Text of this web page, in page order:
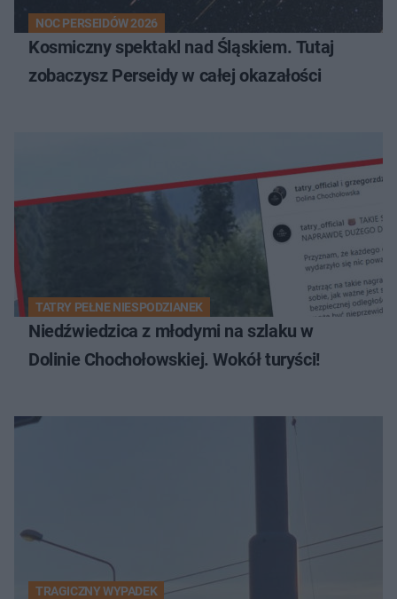
NOC PERSEIDÓW 2026
Kosmiczny spektakl nad Śląskiem. Tutaj
zobaczysz Perseidy w całej okazałości
TATRY PEŁNE NIESPODZIANEK
Niedźwiedzica z młodymi na szlaku w
Dolinie Chochołowskiej. Wokół turyści!
TRAGICZNY WYPADEK